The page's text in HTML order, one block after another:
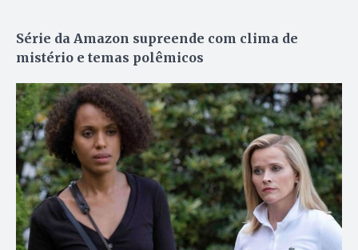
Série da Amazon supreende com clima de
mistério e temas polêmicos